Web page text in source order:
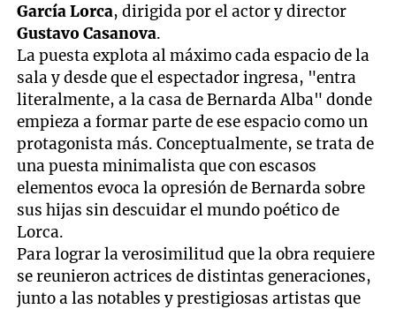
García Lorca, dirigida por el actor y director
Gustavo Casanova.
La puesta explota al máximo cada espacio de la
sala y desde que el espectador ingresa, "entra
literalmente, a la casa de Bernarda Alba" donde
empieza a formar parte de ese espacio como un
protagonista más. Conceptualmente, se trata de
una puesta minimalista que con escasos
elementos evoca la opresión de Bernarda sobre
sus hijas sin descuidar el mundo poético de
Lorca.
Para lograr la verosimilitud que la obra requiere
se reunieron actrices de distintas generaciones,
junto a las notables y prestigiosas artistas que